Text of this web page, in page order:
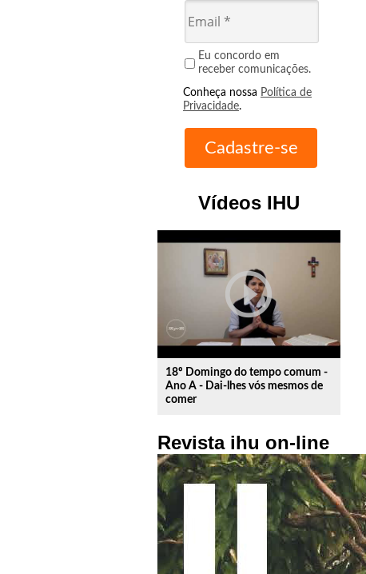
Eu concordo em
receber comunicações.
Conheça nossa Política de
Privacidade.
Vídeos IHU
play_circle_outline
18º Domingo do tempo comum -
Ano A - Dai-lhes vós mesmos de
comer
Revista ihu on-line